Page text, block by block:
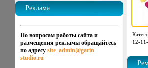
Реклама
По вопросам работы сайта и
размещения рекламы обращайтесь
по адресу site_admin@garin-
studio.ru
12-